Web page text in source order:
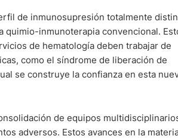
de inmunosupresión totalmente
quimio-inmunoterapia convencional.
de hematología deben trabajar de
como el síndrome de liberación de
se construye la confianza en esta
de equipos
adversos. Estos avances en la